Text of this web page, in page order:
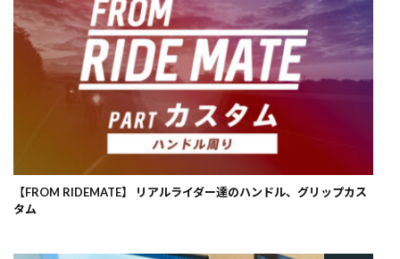
【FROM RIDEMATE】 リアルライダー達のハンドル、グリップカス
タム